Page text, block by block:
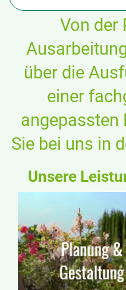
Von der
über die
einer
angepassten
Sie bei uns in
Unsere